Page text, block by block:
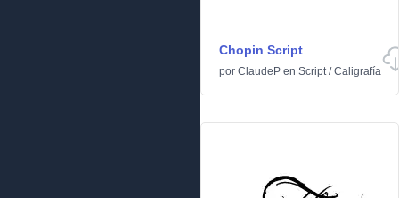
Chopin Script
por ClaudeP en Script/Caligrafía